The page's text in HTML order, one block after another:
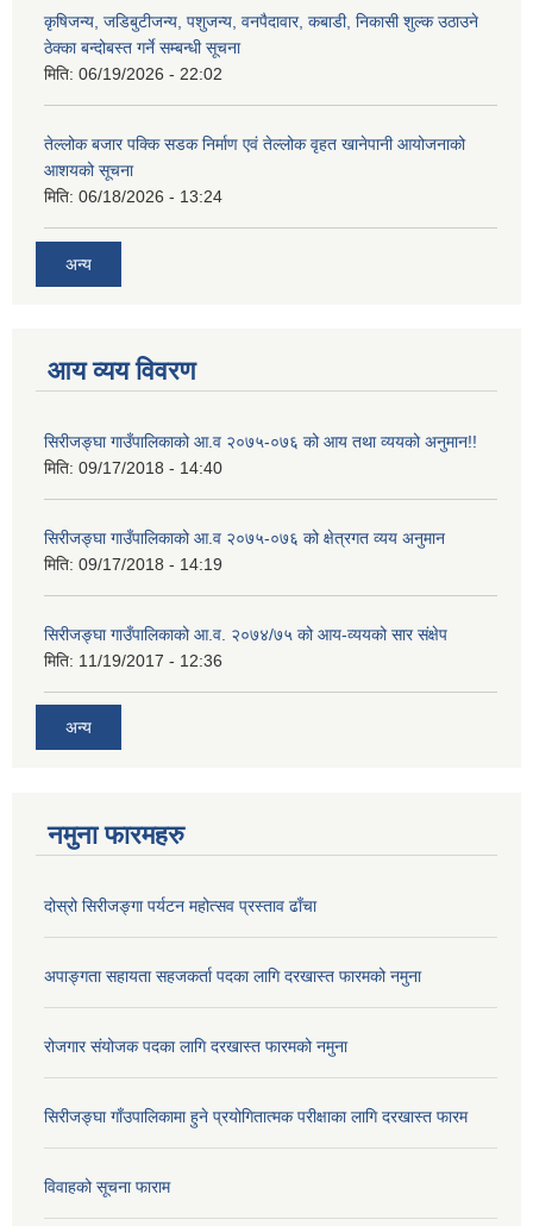
कृषिजन्य, जडिबुटीजन्य, पशुजन्य, वनपैदावार, कबाडी, निकासी शुल्क उठाउने
ठेक्का बन्दोबस्त गर्ने सम्बन्धी सूचना
मिति: 06/19/2026 - 22:02
तेल्लोक बजार पक्कि सडक निर्माण एवं तेल्लोक वृहत खानेपानी आयोजनाको
आशयको सूचना
मिति: 06/18/2026 - 13:24
अन्य
आय व्यय विवरण
सिरीजङ्घा गाउँपालिकाको आ.व २०७५-०७६ को आय तथा व्ययको अनुमान!!
मिति: 09/17/2018 - 14:40
सिरीजङ्घा गाउँपालिकाको आ.व २०७५-०७६ को क्षेत्रगत व्यय अनुमान
मिति: 09/17/2018 - 14:19
सिरीजङ्घा गाउँपालिकाको आ.व. २०७४/७५ को आय-व्ययको सार संक्षेप
मिति: 11/19/2017 - 12:36
अन्य
नमुना फारमहरु
दोस्रो सिरीजङ्गा पर्यटन महोत्सव प्रस्ताव ढाँचा
अपाङ्गता सहायता सहजकर्ता पदका लागि दरखास्त फारमको नमुना
रोजगार संयोजक पदका लागि दरखास्त फारमको नमुना
सिरीजङ्घा गाँउपालिकामा हुने प्रयोगितात्मक परीक्षाका लागि दरखास्त फारम
विवाहको सूचना फाराम